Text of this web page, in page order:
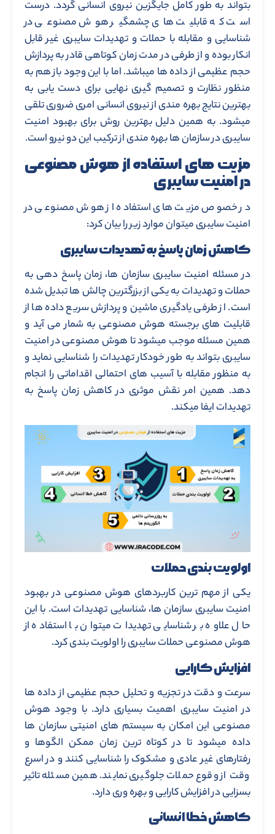
بتواند به طور کامل جایگزین نیروی انسانی گردد. درست
است که قابلیت های چشمگیر هوش مصنوعی در
شناسایی و مقابله با حملات و تهدیدات سایبری غیر قابل
انکار بوده و از طرفی در مدت زمان کوتاهی قادر به پردازش
حجم عظیمی از داده ها میباشد. اما با این وجود باز هم به
منظور نظارت و تصمیم گیری نهایی برای دست یابی به
بهترین نتایج بهره مندی از نیروی انسانی امری ضروری تلقی
میشود. به همین دلیل بهترین روش برای بهبود امنیت
سایبری در سازمان ها بهره مندی از ترکیب این دو نیرو است.
مزیت های استفاده از هوش مصنوعی
در امنیت سایبری
در خصوص مزیت های استفاده از هوش مصنوعی در
امنیت سایبری میتوان موارد زیر را بیان کرد:
کاهش زمان پاسخ به تهدیدات سایبری
در مسئله امنیت سایبری سازمان ها، زمان پاسخ دهی به
حملات و تهدیدات به یکی از بزرگترین چالش ها تبدیل شده
است. از طرفی یادگیری ماشین و پردازش سریع داده ها از
قابلیت های برجسته هوش مصنوعی به شمار می آید و
همین مسئله موجب میشود تا هوش مصنوعی در امنیت
سایبری بتواند به طور خودکار تهدیدات را شناسایی نماید و
به منظور مقابله با آسیب های احتمالی اقداماتی را انجام
دهد. همین امر نقش موثری در کاهش زمان پاسخ به
تهدیدات ایفا میکند.
اولویت بندی حملات
یکی از مهم ترین کاربردهای هوش مصنوعی در بهبود
امنیت سایبری سازمان ها، شناسایی تهدیدات است. با این
حال علاوه بر شناسایی تهدیدات میتوان با استفاده از
هوش مصنوعی حملات سایبری را اولویت بندی کرد.
افزایش کارایی
سرعت و دقت در تجزیه و تحلیل حجم عظیمی از داده ها
در امنیت سایبری اهمیت بسیاری دارد. با وجود هوش
مصنوعی این امکان به سیستم های امنیتی سازمان ها
داده میشود تا در کوتاه ترین زمان ممکن الگوها و
رفتارهای غیر عادی و مشکوک را شناسایی کنند و در اسرع
وقت از وقوع حملات جلوگیری نمایند. همین مسئله تاثیر
بسزایی در افزایش کارایی و بهره وری دارد.
کاهش خطا انسانی